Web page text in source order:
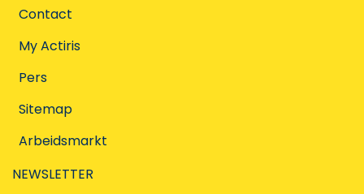
Contact
My Actiris
Pers
Sitemap
Arbeidsmarkt
NEWSLETTER